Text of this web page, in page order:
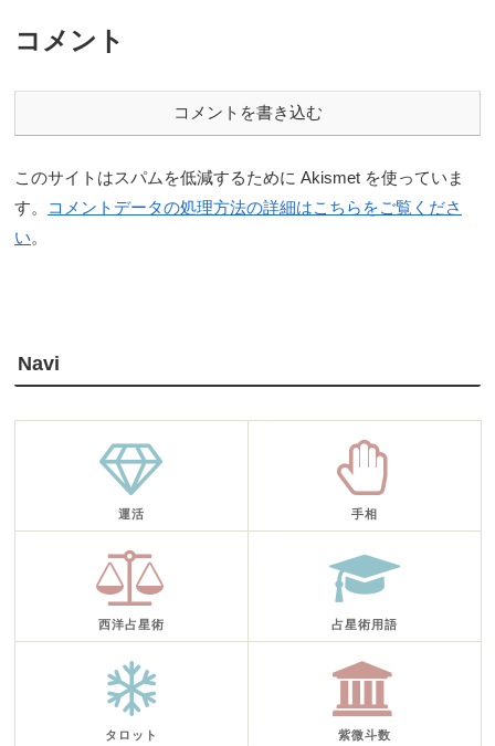
コメント
コメントを書き込む
このサイトはスパムを低減するために Akismet を使っていま
す。
コメントデータの処理方法の詳細はこちらをご覧くださ
い。
Navi
運活 手相
西洋占星術 占星術用語
タロット 紫微斗数